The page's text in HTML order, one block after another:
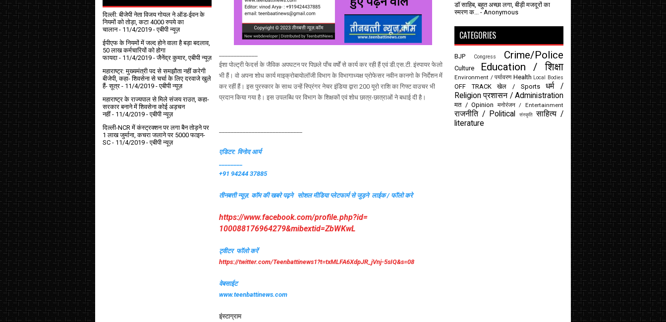
ईशा पोल्ट्री फेदर्स के जैविक अपघटन पर पिछले पाँच वर्षों से कार्य कर रही हैं एवं डी.एस.टी. इंस्पायर फेलो
भी हैं। वो अपना शोध कार्य माइक्रोबायोलॉजी विभाग के विभागाध्यक्ष प्रोफेसर नवीन कानगो के निर्देशन में
कर रहीं हैं। इस पुरस्कार के साथ उन्हें स्प्रिंगर नेचर इंडिया द्वारा 200 यूरो राशि का गिफ्ट वाउचर भी
प्रदान किया गया है। इस उपलब्धि पर विभाग के शिक्षकों एवं शोध छात्र-छात्राओं ने बधाई दी है।
एडिटर: विनोद आर्य
+91 94244 37885
तीनबत्ती न्यूज़. कॉम की खबरे पढ़नेसोशल मीडिया प्लेटफार्म से जुड़ने लाईक / फॉलो करे
https://www.facebook.com/profile.php?id=
100088176964279&mibextid=ZbWKwL
ट्वीटर फॉलो करें
https://twitter.com/Teenbattinews1?t=txMLFA6XdpJR_ jVnj-5sIQ&s=08
वेबसाईट
www.teenbattinews.com
इंस्टाग्राम
दिल्ली: बीजेपी नेता विजय गोयल ने ऑड-ईवन के
नियमों को तोड़ा, कटा 4000 रुपये का
चालान- 11/4/2019 - एबीपी न्यूज़
ईपीएफ के नियमों में जल्द होने वाला है बड़ा बदलाव,
50 लाख कर्मचारियों को होगा
फायदा - 11/4/2019 - जैनेंद्र कुमार, एबीपी न्यूज़
महाराष्ट्र: मुख्यमंत्री पद से समझौता नहीं करेगी
बीजेपी, कहा- शिवसेना से चर्चा के लिए दरवाजे खुले
हैं- सूत्र - 11/4/2019 - एबीपी न्यूज़
महाराष्ट्र के राज्यपाल से मिले संजय राउत, कहा-
सरकार बनाने में शिवसेना कोई अड़चन
नहीं- 11/4/2019 - एबीपी न्यूज़
दिल्ली-NCR में कंस्ट्रक्शन पर लगा बैन तोड़ने पर
1 लाख जुर्माना, कचरा जलाने पर ₹5000 फाइन-
SC - 11/4/2019 - एबीपी न्यूज़
डॉ साहिब, बहुत अच्छा लगा, बीड़ी मजदूरों का
स्मरण क...
- Anonymous
CATEGORIES
BJP Congress Crime/Police
Culture Education / शिक्षा
Environment / पर्यावरण Health Local Bodies
OFF TRACK खेल / Sports
धर्म /
Religion प्रशासन / Administration
मत / Opinion मनोरंजन / Entertainment
राजनीति / Political संस्कृति साहित्य /
literature